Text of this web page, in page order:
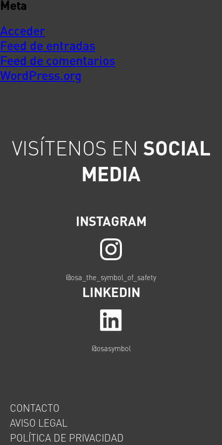
Meta
Acceder
Feed de entradas
Feed de comentarios
WordPress.org
VISÍTENOS EN SOCIAL
MEDIA
INSTAGRAM
@osa_the_symbol_of_safety
LINKEDIN
@osasymbol
CONTACTO
AVISO LEGAL
POLÍTICA DE PRIVACIDAD